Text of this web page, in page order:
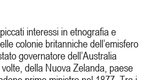
interessi in etnografia e
colonie britanniche dell’emisfero
governatore dell’Australia
della Nuova Zelanda, paese